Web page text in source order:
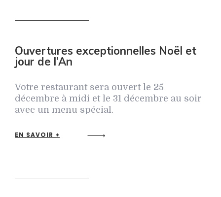
Ouvertures exceptionnelles Noël et
jour de l’An
Votre restaurant sera ouvert le 25
décembre à midi et le 31 décembre au soir
avec un menu spécial.
EN SAVOIR +